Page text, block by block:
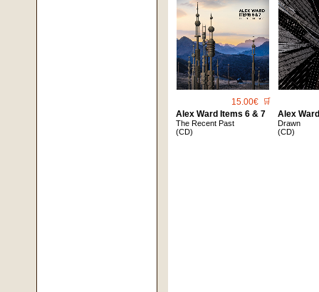
15.00€ 🛒
Alex Ward Items 6 & 7
The Recent Past
(CD)
Alex
Drawn
(CD)